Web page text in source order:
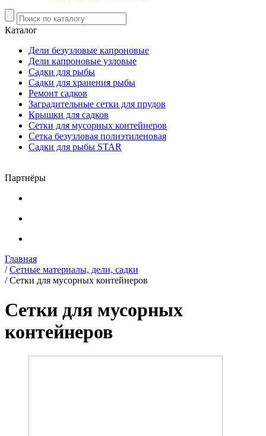
Каталог
Дели безузловые капроновые
Дели капроновые узловые
Садки для рыбы
Садки для хранения рыбы
Ремонт садков
Заградительные сетки для прудов
Крышки для садков
Сетки для мусорных контейнеров
Сетка безузловая полиэтиленовая
Садки для рыбы STAR
Партнёры
Главная
/Сетные материалы, дели, садки
/Сетки для мусорных контейнеров
Сетки для мусорных
контейнеров